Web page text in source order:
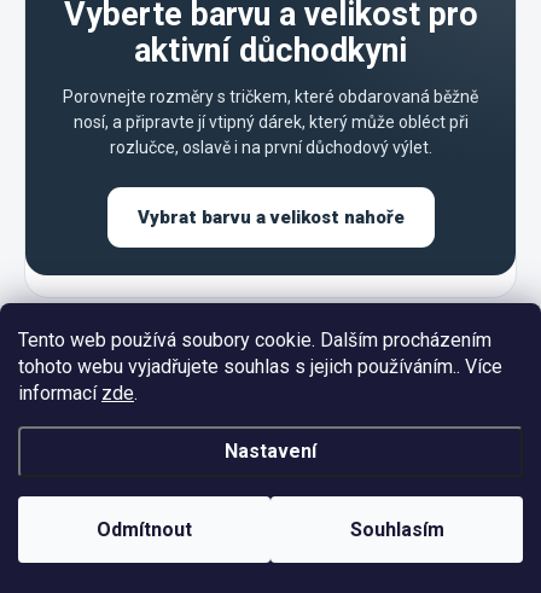
Tento web používá soubory cookie. Dalším procházením
tohoto webu vyjadřujete souhlas s jejich používáním.. Více
informací zde.
Nastavení
Odmítnout Souhlasím
Vyberte barvu a velikost pro
aktivní důchodkyni
Porovnejte rozměry s tričkem, které obdarovaná běžně
nosí, a připravte jí vtipný dárek, který může obléct při
rozlučce, oslavě i na první důchodový výlet.
Vybrat barvu a velikost nahoře